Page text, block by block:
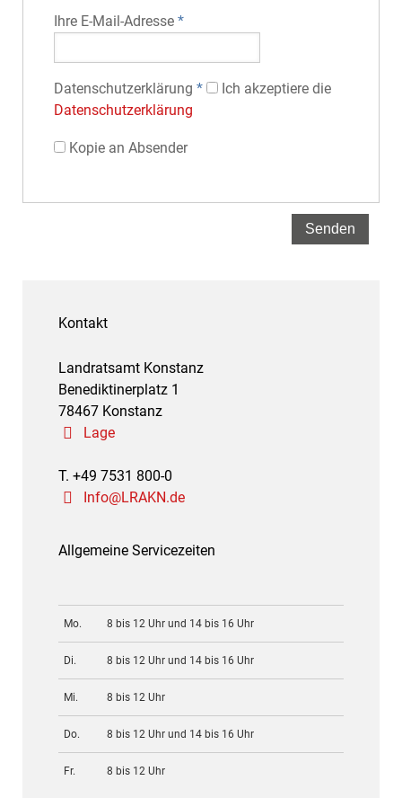
Ihre E-Mail-Adresse*
Datenschutz­erklärung *
Ich akzeptiere die
Datenschutz­erklärung
Kopie an Absender
Kontakt
Landratsamt Konstanz
Benediktinerplatz 1
78467 Konstanz
Lage
T. +49 7531 800-0
Info@LRAKN.de
Allgemeine Servicezeiten
Mo. 8 bis 12 Uhr und 14 bis 16 Uhr
Di. 8 bis 12 Uhr und 14 bis 16 Uhr
Mi. 8 bis 12 Uhr
Do. 8 bis 12 Uhr und 14 bis 16 Uhr
Fr. 8 bis 12 Uhr